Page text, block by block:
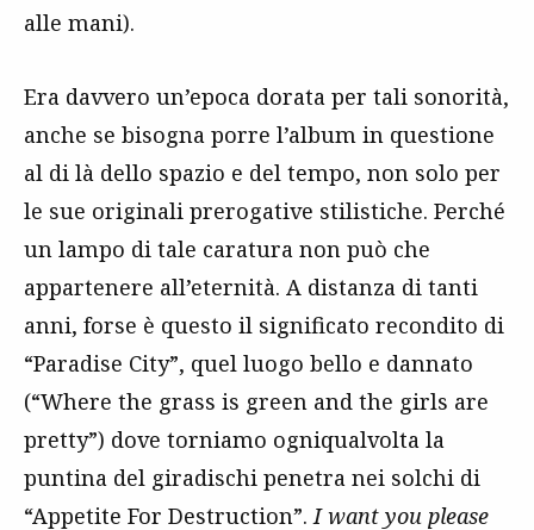
alle mani).
Era davvero un’epoca dorata per tali sonorità,
anche se bisogna porre l’album in questione
al di là dello spazio e del tempo, non solo per
le sue originali prerogative stilistiche. Perché
un lampo di tale caratura non può che
appartenere all’eternità. A distanza di tanti
anni, forse è questo il significato recondito di
“Paradise City”, quel luogo bello e dannato
(“Where the grass is green and the girls are
pretty”) dove torniamo ogniqualvolta la
puntina del giradischi penetra nei solchi di
“Appetite For Destruction”.I want you please